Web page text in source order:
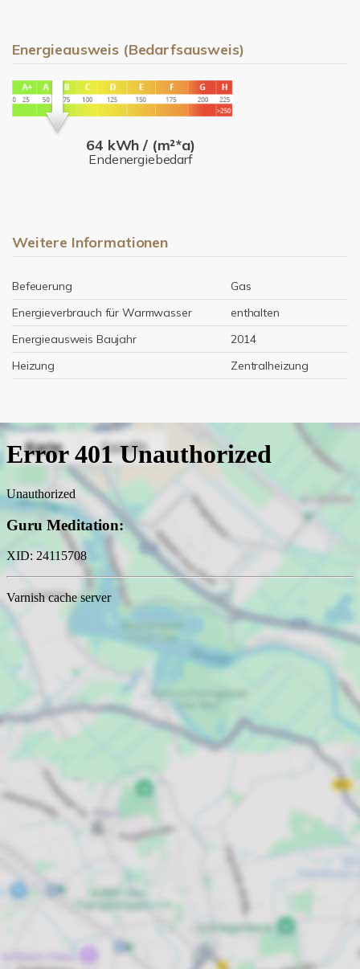
Energieausweis (Bedarfsausweis)
64 kWh / (m²*a)
Endenergiebedarf
Weitere Informationen
Befeuerung
Gas
Energieverbrauch für Warmwasser
enthalten
Energieausweis Baujahr
2014
Heizung
Zentralheizung